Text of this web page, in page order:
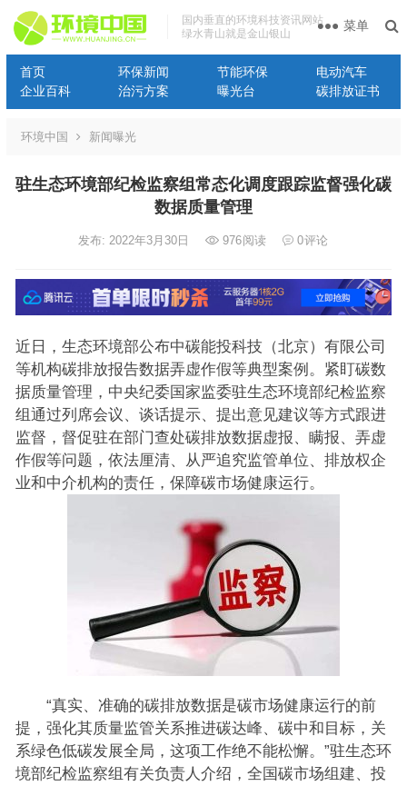
国内垂直的环境科技资讯网站
绿水青山就是金山银山
首页 环保新闻 节能环保
电动汽车
企业百科
治污方案 曝光台 碳排放证书
菜单
环境中国 新闻曝光
驻生态环境部纪检监察组常态化调度跟踪监督强化碳
数据质量管理
发布: 2022年3月30日 976阅读 0评论
近日，生态环境部公布中碳能投科技（北京）有限公司
等机构碳排放报告数据弄虚作假等典型案例。紧盯碳数
据质量管理，中央纪委国家监委驻生态环境部纪检监察
组通过列席会议、谈话提示、提出意见建议等方式跟进
监督，督促驻在部门查处碳排放数据虚报、瞒报、弄虚
作假等问题，依法厘清、从严追究监管单位、排放权企
业和中介机构的责任，保障碳市场健康运行。
“真实、准确的碳排放数据是碳市场健康运行的前
提，强化其质量监管关系推进碳达峰、碳中和目标，关
系绿色低碳发展全局，这项工作绝不能松懈。”驻生态环
境部纪检监察组有关负责人介绍，全国碳市场组建、投